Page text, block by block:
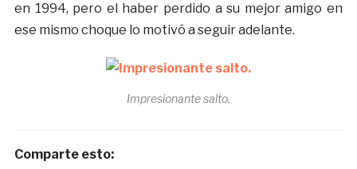
en 1994, pero el haber perdido a su mejor amigo en
ese mismo choque lo motivó a seguir adelante.
Impresionante salto.
Comparte esto: